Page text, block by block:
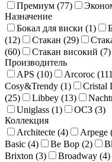
Премиум (77)
Назначение
Бокал для виски (1)
(12) Стакан (29)
(60) Стакан високий (7)
Производитель
APS (10) Arcoroc (111
Cosy&Trendy (1) Cristal
(25) Libbey (13)
Uniglass (1) ОСЗ (3)
Коллекция
Architecte (4) Arpege
Basic (4) Be Bop (2)
Brixton (3) Broadway (4)